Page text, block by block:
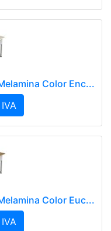
Color Enc...
Color Euc...